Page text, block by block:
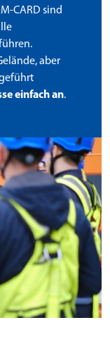
CARD sind
aber
einfach an.